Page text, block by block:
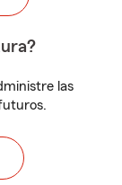
las